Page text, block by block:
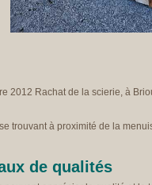
2012 Rachat de la scierie, à
trouvant à proximité de la
de qualités